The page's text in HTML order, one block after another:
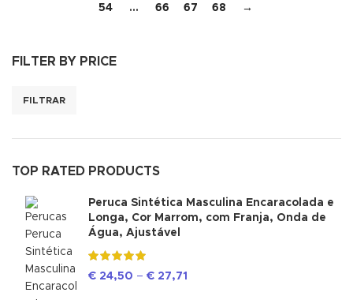
FILTER BY PRICE
FILTRAR
TOP RATED PRODUCTS
Peruca Sintética Masculina Encaracolada e
Longa, Cor Marrom, com Franja, Onda de
Água, Ajustável
€ 24,50 – € 27,71
54 … 66 67 68 →